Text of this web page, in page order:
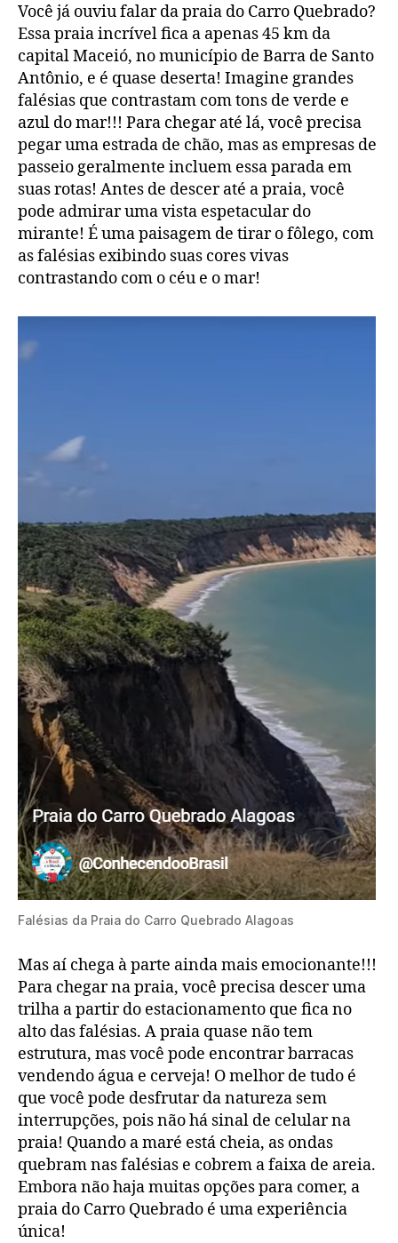
Você já ouviu falar da praia do Carro Quebrado?
Essa praia incrível fica a apenas 45 km da
capital Maceió, no município de Barra de Santo
Antônio, e é quase deserta! Imagine grandes
falésias que contrastam com tons de verde e
azul do mar!!! Para chegar até lá, você precisa
pegar uma estrada de chão, mas as empresas de
passeio geralmente incluem essa parada em
suas rotas! Antes de descer até a praia, você
pode admirar uma vista espetacular do
mirante! É uma paisagem de tirar o fôlego, com
as falésias exibindo suas cores vivas
contrastando com o céu e o mar!
Falésias da Praia do Carro Quebrado Alagoas
Mas aí chega à parte ainda mais emocionante!!!
Para chegar na praia, você precisa descer uma
trilha a partir do estacionamento que fica no
alto das falésias. A praia quase não tem
estrutura, mas você pode encontrar barracas
vendendo água e cerveja! O melhor de tudo é
que você pode desfrutar da natureza sem
interrupções, pois não há sinal de celular na
praia! Quando a maré está cheia, as ondas
quebram nas falésias e cobrem a faixa de areia.
Embora não haja muitas opções para comer, a
praia do Carro Quebrado é uma experiência
única!